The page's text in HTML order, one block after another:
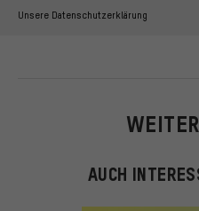
Unsere Datenschutzerklärung
AUCH